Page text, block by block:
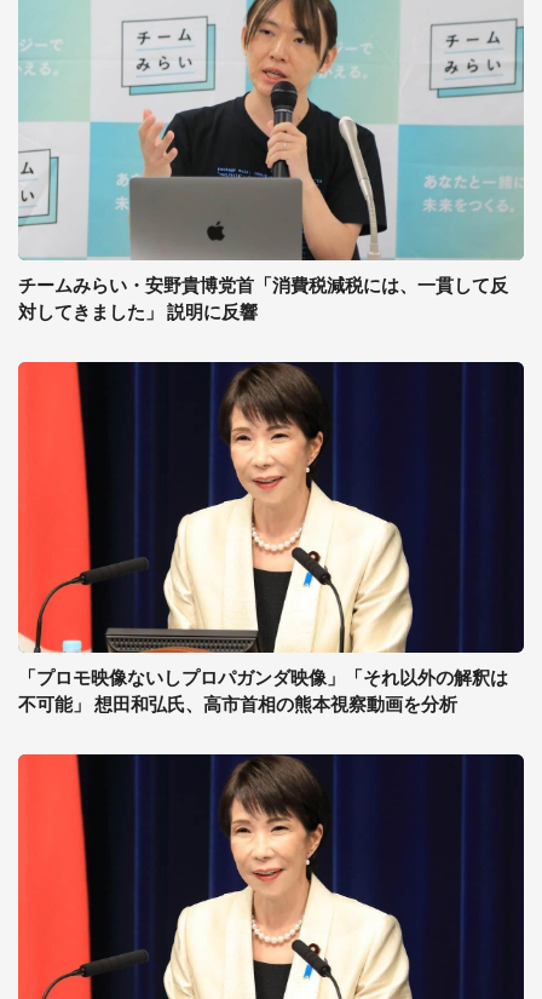
チームみらい・安野貴博党首「消費税減税には、一貫して反
対してきました」 説明に反響
「プロモ映像ないしプロパガンダ映像」「それ以外の解釈は
不可能」 想田和弘氏、高市首相の熊本視察動画を分析